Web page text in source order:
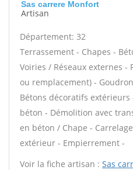
Sas carrere Monfort
Artisan
Département: 32
Terrassement - Chapes -
Voiries / Réseaux externes
ou remplacement) -
Bétons décoratifs
béton - Démolition avec
en béton / Chape -
extérieur - Empierrement -
Voir la fiche artisan : Sas